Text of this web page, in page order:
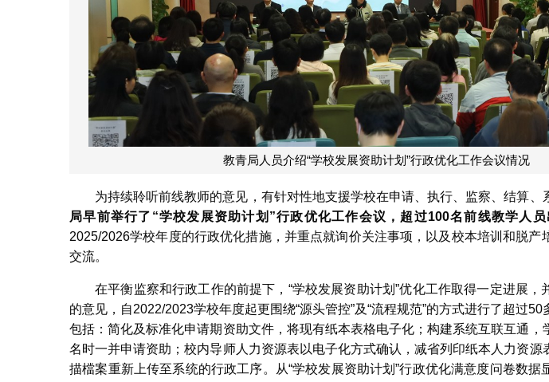
教青局人员介绍“学校发展资助计划”行政优化工作会议情况
为持续聆听前线教师的意见，有针对性地支援学校在申请、执行、监察、结算、
局早前举行了 “学校发展资助计划 ”行政优化工作会议，超过100名前线教学人员
2025/2026学校年度的行政优化措施，并重点就询价关注事项，以及校本培训和脱产
交流。
在平衡监察和行政工作的前提下，“学校发展资助计划”优化工作取得一定进展，
的意见，自2022/2023学校年度起更围绕“源头管控”及“流程规范”的方式进行了超过
包括：简化及标准化申请期资助文件，将现有纸本表格电子化；构建系统互联互通，
名时一并申请资助；校内导师人力资源表以电子化方式确认，减省列印纸本人力资源
描檔案重新上传至系统的行政工序。从“学校发展资助计划”行政优化满意度问卷数据